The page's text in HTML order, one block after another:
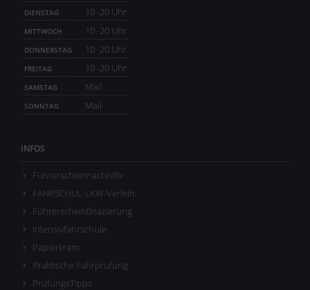
DIENSTAG 10 -20 Uhr
MITTWOCH 10 -20 Uhr
DONNERSTAG 10 -20 Uhr
FREITAG 10 -20 Uhr
SAMSTAG Mail
SONNTAG Mail
INFOS
Führerscheinnachhilfe
FAHRSCHUL-LKW-Verleih
Führerscheinfinazierung
Intensivfahrschule
Papierkram
Praktische Fahrprüfung
PrüfungsTipps